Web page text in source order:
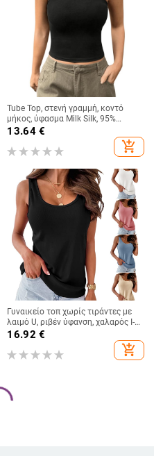
Tube Top, στενή γραμμή, κοντό
μήκος, ύφασμα Milk Silk, 95%
πολυεστέρας και σπάντεξ, χωρίς
13.64€
add_shopping_cart
Γυναικείο τοπ χωρίς τιράντες με
λαιμό U, ριβέν ύφανση, χαλαρός Ι-
σχήματος σιλουέτα, 90-95%
16.92 €
add_shopping_cart